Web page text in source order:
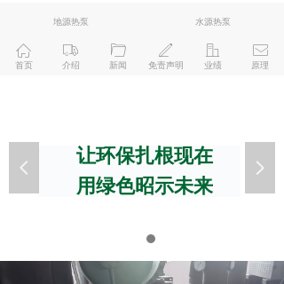
ꀇ
首页
ꄉ
介绍
ꄁ
新闻
ꄅ
免责声明
ꀶ
业绩
ꂘ
原理
让环保扎根现在
用绿色昭示未来
넳 넲
地源热泵 水源热泵